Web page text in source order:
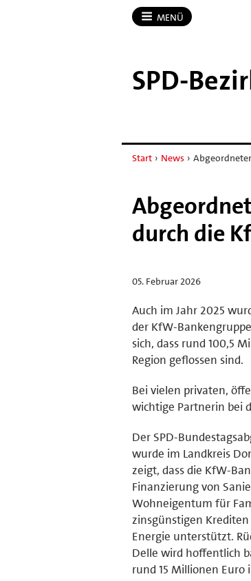
MENÜ
SPD-​
Start › News ›
durch die
05. Februar 2026
Auch im Jahr 2025
der KfW-
sich, dass rund 100,5
Region geflossen sind.
Bei vielen privaten,
wichtige Partnerin bei
Der SPD-
wurde im Landkreis
zeigt, dass die KfW-
Finanzierung von
Wohneigentum für
zinsgünstigen
Energie unterstützt.
Delle wird hoffentlich
rund 15 Millionen Euro